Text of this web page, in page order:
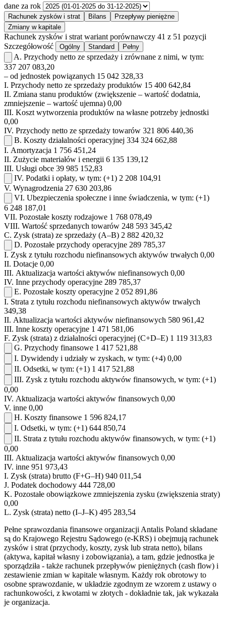
dane za rok
Rachunek zysków i strat Bilans
Przepływy pieniężne
Zmiany w kapitale
Rachunek zysków i strat wariant porównawczy 41 z 51 pozycji
Szczegółowość
Ogólny Standard Pełny
A. Przychody netto ze sprzedaży i zrównane z nimi, w tym:
337 207 083,20
– od jednostek powiązanych 15 042 328,33
I. Przychody netto ze sprzedaży produktów 15 400 642,84
II. Zmiana stanu produktów (zwiększenie – wartość dodatnia,
zmniejszenie – wartość ujemna) 0,00
III. Koszt wytworzenia produktów na własne potrzeby jednostki
0,00
IV. Przychody netto ze sprzedaży towarów 321 806 440,36
B. Koszty działalności operacyjnej 334 324 662,88
I. Amortyzacja 1 756 451,24
II. Zużycie materiałów i energii 6 135 139,12
III. Usługi obce 39 985 152,83
IV. Podatki i opłaty, w tym: (+1) 2 208 104,91
V. Wynagrodzenia 27 630 203,86
VI. Ubezpieczenia społeczne i inne świadczenia, w tym: (+1)
6 248 187,01
VII. Pozostałe koszty rodzajowe 1 768 078,49
VIII. Wartość sprzedanych towarów 248 593 345,42
C. Zysk (strata) ze sprzedaży (A–B) 2 882 420,32
D. Pozostałe przychody operacyjne 289 785,37
I. Zysk z tytułu rozchodu niefinansowych aktywów trwałych 0,00
II. Dotacje 0,00
III. Aktualizacja wartości aktywów niefinansowych 0,00
IV. Inne przychody operacyjne 289 785,37
E. Pozostałe koszty operacyjne 2 052 891,86
I. Strata z tytułu rozchodu niefinansowych aktywów trwałych
349,38
II. Aktualizacja wartości aktywów niefinansowych 580 961,42
III. Inne koszty operacyjne 1 471 581,06
F. Zysk (strata) z działalności operacyjnej (C+D–E) 1 119 313,83
G. Przychody finansowe 1 417 521,88
I. Dywidendy i udziały w zyskach, w tym: (+4) 0,00
II. Odsetki, w tym: (+1) 1 417 521,88
III. Zysk z tytułu rozchodu aktywów finansowych, w tym: (+1)
0,00
IV. Aktualizacja wartości aktywów finansowych 0,00
V. inne 0,00
H. Koszty finansowe 1 596 824,17
I. Odsetki, w tym: (+1) 644 850,74
II. Strata z tytułu rozchodu aktywów finansowych, w tym: (+1)
0,00
III. Aktualizacja wartości aktywów finansowych 0,00
IV. inne 951 973,43
I. Zysk (strata) brutto (F+G–H) 940 011,54
J. Podatek dochodowy 444 728,00
K. Pozostałe obowiązkowe zmniejszenia zysku (zwiększenia straty)
0,00
L. Zysk (strata) netto (I–J–K) 495 283,54
Pełne sprawozdania finansowe organizacji Antalis Poland składane
są do Krajowego Rejestru Sądowego (e-KRS) i obejmują rachunek
zysków i strat (przychody, koszty, zysk lub strata netto), bilans
(aktywa, kapitał własny i zobowiązania), a tam, gdzie jednostka je
sporządziła - także rachunek przepływów pieniężnych (cash flow) i
zestawienie zmian w kapitale własnym. Każdy rok obrotowy to
osobne sprawozdanie, w układzie zgodnym ze wzorem z ustawy o
rachunkowości, z kwotami w złotych - dokładnie tak, jak wykazała
je organizacja.